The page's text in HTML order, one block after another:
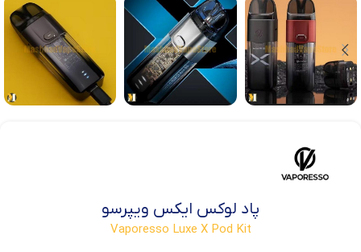
پاد لوکس ایکس ویپرسو
Vaporesso Luxe X Pod Kit